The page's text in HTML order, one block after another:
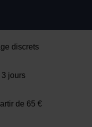
discrets
jours
de 65 €